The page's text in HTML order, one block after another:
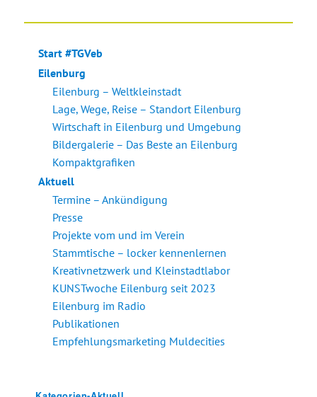
Start #TGVeb
Eilenburg
Eilenburg – Weltkleinstadt
Lage, Wege, Reise – Standort Eilenburg
Wirtschaft in Eilenburg und Umgebung
Bildergalerie – Das Beste an Eilenburg
Kompaktgrafiken
Aktuell
Termine – Ankündigung
Presse
Projekte vom und im Verein
Stammtische – locker kennenlernen
Kreativnetzwerk und Kleinstadtlabor
KUNSTwoche Eilenburg seit 2023
Eilenburg im Radio
Publikationen
Empfehlungsmarketing Muldecities